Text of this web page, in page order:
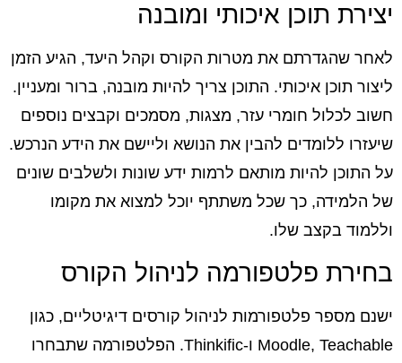
יצירת תוכן איכותי ומובנה
לאחר שהגדרתם את מטרות הקורס וקהל היעד, הגיע הזמן
ליצור תוכן איכותי. התוכן צריך להיות מובנה, ברור ומעניין.
חשוב לכלול חומרי עזר, מצגות, מסמכים וקבצים נוספים
שיעזרו ללומדים להבין את הנושא וליישם את הידע הנרכש.
על התוכן להיות מותאם לרמות ידע שונות ולשלבים שונים
של הלמידה, כך שכל משתתף יוכל למצוא את מקומו
וללמוד בקצב שלו.
בחירת פלטפורמה לניהול הקורס
ישנם מספר פלטפורמות לניהול קורסים דיגיטליים, כגון
Moodle, Teachable ו-Thinkific. הפלטפורמה שתבחרו